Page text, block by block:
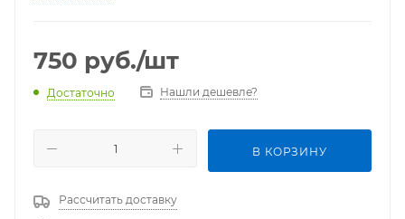
750 руб./шт
Достаточно Нашли дешевле?
В КОРЗИНУ
Рассчитать доставку